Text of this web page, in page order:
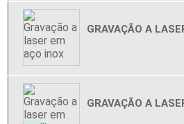
GRAVAÇÃO A
GRAVAÇÃO A